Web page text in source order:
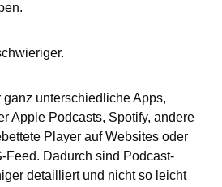
unterschiedliche Apps,
Apple Podcasts, Spotify, andere
Player auf Websites oder
Feed. Dadurch sind Podcast-
detailliert und nicht so leicht